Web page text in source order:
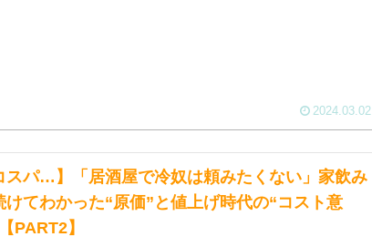
2024.03.02
スパ…】「居酒屋で冷奴は頼みたくない」家飲み
けてわかった“原価”と値上げ時代の“コスト意
PART2】